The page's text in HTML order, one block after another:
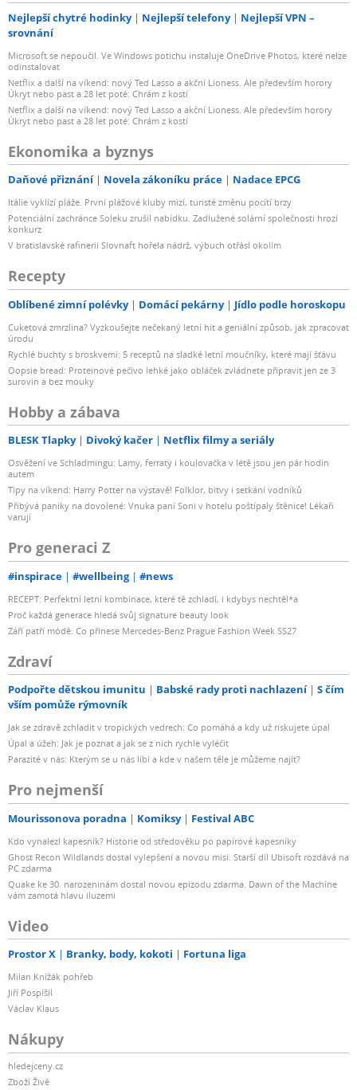
Nejlepší chytré hodinky Nejlepší telefony
Nejlepší VPN –
srovnání
Microsoft se nepoučil. Ve Windows potichu instaluje OneDrive Photos, které nelze
odinstalovat
Netflix a další na víkend: nový Ted Lasso a akční Lioness. Ale především horory
Úkryt nebo past a 28 let poté: Chrám z kostí
Netflix a další na víkend: nový Ted Lasso a akční Lioness. Ale především horory
Úkryt nebo past a 28 let poté: Chrám z kostí
Ekonomika a byznys
Daňové přiznání Novela zákoníku práce Nadace EPCG
Itálie vyklízí pláže. První plážové kluby mizí, turisté změnu pocítí brzy
Potenciální zachránce Soleku zrušil nabídku. Zadlužené solární společnosti hrozí
konkurz
V bratislavské rafinerii Slovnaft hořela nádrž, výbuch otřásl okolím
Recepty
Oblíbené zimní polévky Domácí pekárny Jídlo podle horoskopu
Cuketová zmrzlina? Vyzkoušejte nečekaný letní hit a geniální způsob, jak zpracovat
úrodu
Rychlé buchty s broskvemi: 5 receptů na sladké letní moučníky, které mají šťávu
Oopsie bread: Proteinové pečivo lehké jako obláček zvládnete připravit jen ze 3
surovin a bez mouky
Hobby a zábava
BLESK Tlapky Divoký kačer Netflix filmy a seriály
Osvěžení ve Schladmingu: Lamy, ferraty i koulovačka v létě jsou jen pár hodin
autem
Tipy na víkend: Harry Potter na výstavě! Folklor, bitvy i setkání vodníků
Přibývá paniky na dovolené: Vnuka paní Soni v hotelu poštípaly štěnice! Lékaři
varují
Pro generaci Z
#inspirace #wellbeing #news
RECEPT: Perfektní letní kombinace, které tě zchladí, i kdybys nechtěl*a
Proč každá generace hledá svůj signature beauty look
Září patří módě: Co přinese Mercedes-Benz Prague Fashion Week SS27
Zdraví
Podpořte dětskou imunitu Babské rady proti nachlazení
S čím
vším pomůže rýmovník
Jak se zdravě zchladit v tropických vedrech: Co pomáhá a kdy už riskujete úpal
Úpal a úžeh: Jak je poznat a jak se z nich rychle vyléčit
Parazité v nás: Kterým se u nás líbí a kde v našem těle je můžeme najít?
Pro nejmenší
Mourissonova poradna Komiksy Festival ABC
Kdo vynalezl kapesník? Historie od středověku po papírové kapesníky
Ghost Recon Wildlands dostal vylepšení a novou misi. Starší díl Ubisoft rozdává na
PC zdarma
Quake ke 30. narozeninám dostal novou epizodu zdarma. Dawn of the Machine
vám zamotá hlavu iluzemi
Video
Prostor X Branky, body, kokoti Fortuna liga
Milan Knížák pohřeb
Jiří Pospíšil
Václav Klaus
Nákupy
hledejceny.cz
Zboží Živě